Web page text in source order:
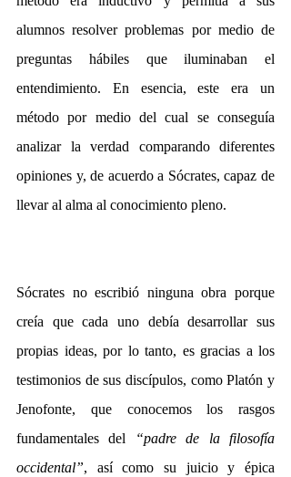
alumnos resolver problemas por medio de
preguntas hábiles que iluminaban el
entendimiento. En esencia, este era un
método por medio del cual se conseguía
analizar la verdad comparando diferentes
opiniones y, de acuerdo a Sócrates, capaz de
llevar al alma al conocimiento pleno.
Sócrates no escribió ninguna obra porque
creía que cada uno debía desarrollar sus
propias ideas, por lo tanto, es gracias a los
testimonios de sus discípulos, como Platón y
Jenofonte, que conocemos los rasgos
fundamentales del “padre de la filosofía
occidental”, así como su juicio y épica